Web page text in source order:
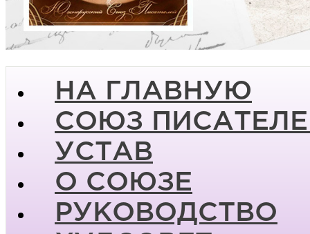
НА ГЛАВНУЮ
СОЮЗ
УСТАВ
О СОЮЗЕ
РУКОВОДСТВО